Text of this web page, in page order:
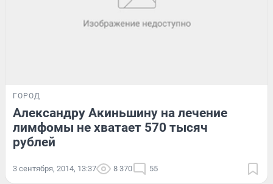
ГОРОД
Александру Акиньшину на лечение
лимфомы не хватает 570 тысяч
рублей
3 сентября, 2014, 13:37 8 370 55